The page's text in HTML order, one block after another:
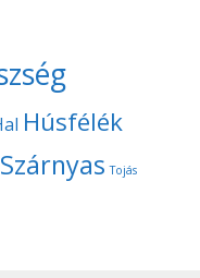
Húsfélék
Szárnyas Tojás